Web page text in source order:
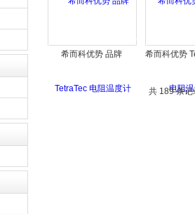
希而科优势 品牌
希而科优势
共 189 条